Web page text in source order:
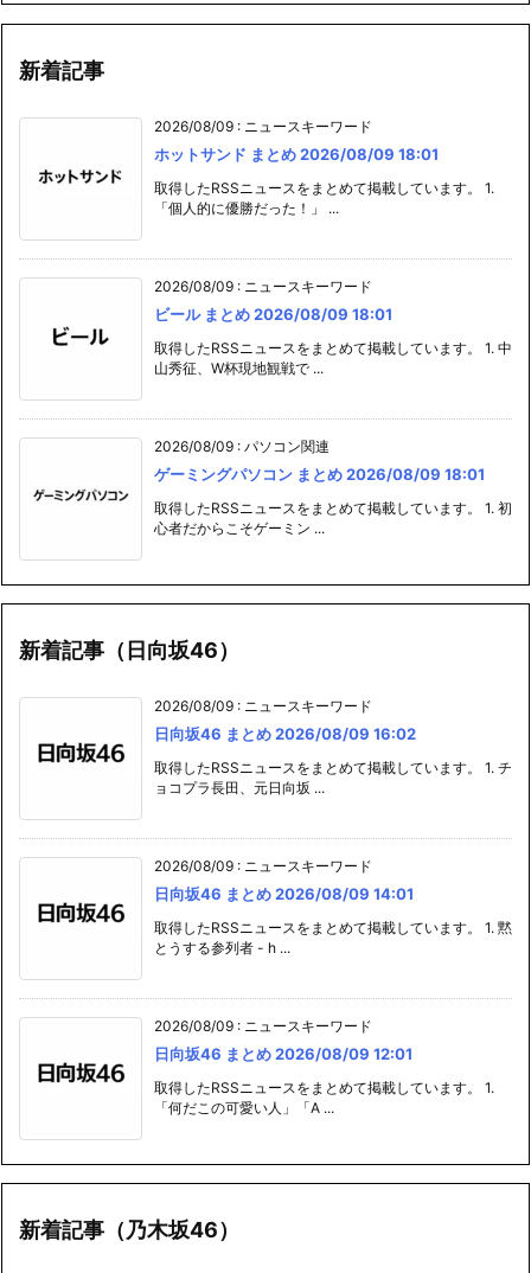
新着記事
2026/08/09 : ニュースキーワード
ホットサンド まとめ 2026/08/09 18:01
取得したRSSニュースをまとめて掲載しています。 1.
「個人的に優勝だった！」 ...
2026/08/09 : ニュースキーワード
ビール まとめ 2026/08/09 18:01
取得したRSSニュースをまとめて掲載しています。 1. 中
山秀征、W杯現地観戦で ...
2026/08/09 : パソコン関連
ゲーミングパソコン まとめ 2026/08/09 18:01
取得したRSSニュースをまとめて掲載しています。 1. 初
心者だからこそゲーミン ...
新着記事（日向坂46）
2026/08/09 : ニュースキーワード
日向坂46 まとめ 2026/08/09 16:02
取得したRSSニュースをまとめて掲載しています。 1. チ
ョコプラ長田、元日向坂 ...
2026/08/09 : ニュースキーワード
日向坂46 まとめ 2026/08/09 14:01
取得したRSSニュースをまとめて掲載しています。 1. 黙
とうする参列者 - h ...
2026/08/09 : ニュースキーワード
日向坂46 まとめ 2026/08/09 12:01
取得したRSSニュースをまとめて掲載しています。 1.
「何だこの可愛い人」「A ...
新着記事（乃木坂46）